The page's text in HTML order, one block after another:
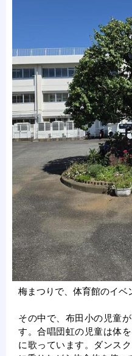
梅まつりで、体育館のイベ
その中で、布田小の児童
す。合唱団虹の児童は体
に歌っています。ダンス